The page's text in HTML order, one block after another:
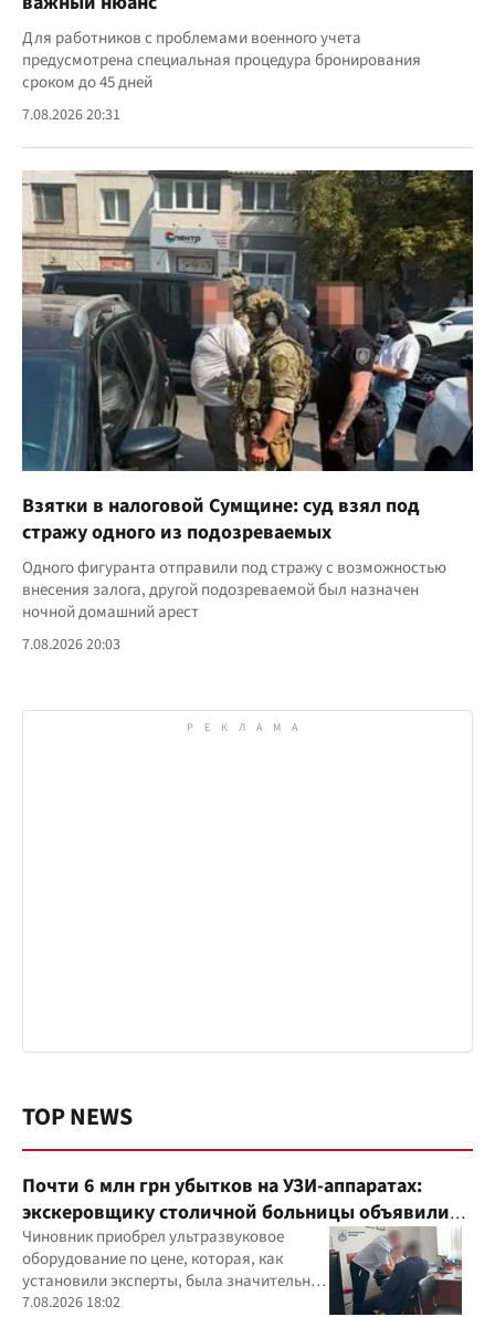
Для работников с проблемами военного учета
предусмотрена специальная процедура бронирования
сроком до 45 дней
7.08.2026 20:31
Взятки в налоговой Сумщине: суд взял под
стражу одного из подозреваемых
Одного фигуранта отправили под стражу с возможностью
внесения залога, другой подозреваемой был назначен
ночной домашний арест
7.08.2026 20:03
TOP NEWS
Почти 6 млн грн убытков на УЗИ-аппаратах:
экскеровщику столичной больницы объявили
подозрение
Чиновник приобрел ультразвуковое
оборудование по цене, которая, как
установили эксперты, была значительно
выше рыночной
7.08.2026 18:02